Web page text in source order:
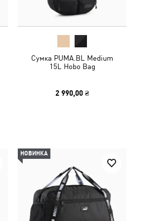
Сумка PUMA.BL Medium
15L Hobo Bag
2 990,00 ₴
НОВИНКА